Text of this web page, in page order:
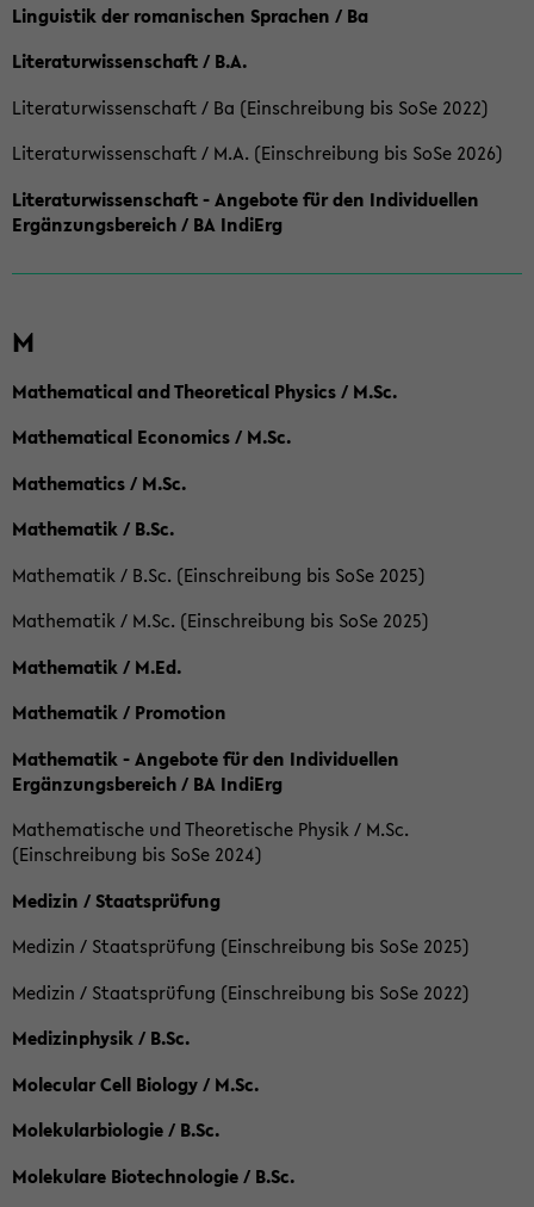
Linguistik der romanischen Sprachen / Ba
Literaturwissenschaft / B.A.
Literaturwissenschaft / Ba (Einschreibung bis SoSe 2022)
Literaturwissenschaft / M.A. (Einschreibung bis SoSe 2026)
Literaturwissenschaft - Angebote für den Individuellen
Ergänzungsbereich / BA IndiErg
M
Mathematical and Theoretical Physics / M.Sc.
Mathematical Economics / M.Sc.
Mathematics / M.Sc.
Mathematik / B.Sc.
Mathematik / B.Sc. (Einschreibung bis SoSe 2025)
Mathematik / M.Sc. (Einschreibung bis SoSe 2025)
Mathematik / M.Ed.
Mathematik / Promotion
Mathematik - Angebote für den Individuellen
Ergänzungsbereich / BA IndiErg
Mathematische und Theoretische Physik / M.Sc.
(Einschreibung bis SoSe 2024)
Medizin / Staatsprüfung
Medizin / Staatsprüfung (Einschreibung bis SoSe 2025)
Medizin / Staatsprüfung (Einschreibung bis SoSe 2022)
Medizinphysik / B.Sc.
Molecular Cell Biology / M.Sc.
Molekularbiologie / B.Sc.
Molekulare Biotechnologie / B.Sc.